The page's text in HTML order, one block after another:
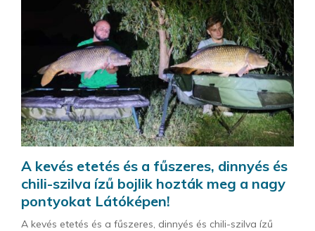
A kevés etetés és a fűszeres, dinnyés és
chili-szilva ízű bojlik hozták meg a nagy
pontyokat Látóképen!
A kevés etetés és a fűszeres, dinnyés és chili-szilva ízű